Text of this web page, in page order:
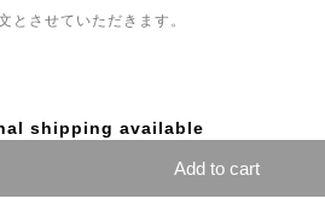
させていただきます。
shipping available
Add to cart